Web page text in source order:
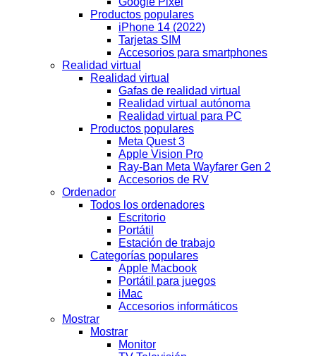
Productos populares
iPhone 14 (2022)
Tarjetas SIM
Accesorios para smartphones
Realidad virtual
Realidad virtual
Gafas de realidad virtual
Realidad virtual autónoma
Realidad virtual para PC
Productos populares
Meta Quest 3
Apple Vision Pro
Ray-Ban Meta Wayfarer Gen 2
Accesorios de RV
Ordenador
Todos los ordenadores
Escritorio
Portátil
Estación de trabajo
Categorías populares
Apple Macbook
Portátil para juegos
iMac
Accesorios informáticos
Mostrar
Mostrar
Monitor